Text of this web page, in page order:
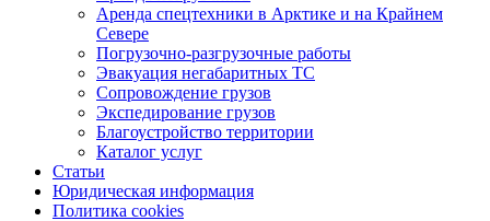
Аренда спецтехники в Арктике и на Крайнем
Севере
Погрузочно-разгрузочные работы
Эвакуация негабаритных ТС
Сопровождение грузов
Экспедирование грузов
Благоустройство территории
Каталог услуг
Статьи
Юридическая информация
Политика cookies